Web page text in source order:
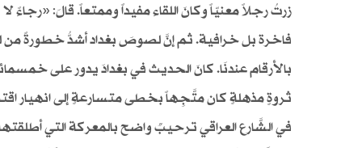
زرتُ رجلاً معنيّاً وكانَ اللقاء مفيداً وممتعاً. قالَ: «رجاءً
فاخرة بل خرافية. ثم إنَّ لصوصَ بغداد أشدُّ خطورةً من
بالأرقام عندنَا. كانَ الحديث في بغدادَ يدور على
ثروةٍ مذهلةٍ كان متَّجِهاً بخطى متسارعةٍ إلى انهيار
في الشَّارع العراقي ترحيبٌ واضح بالمعركة التي